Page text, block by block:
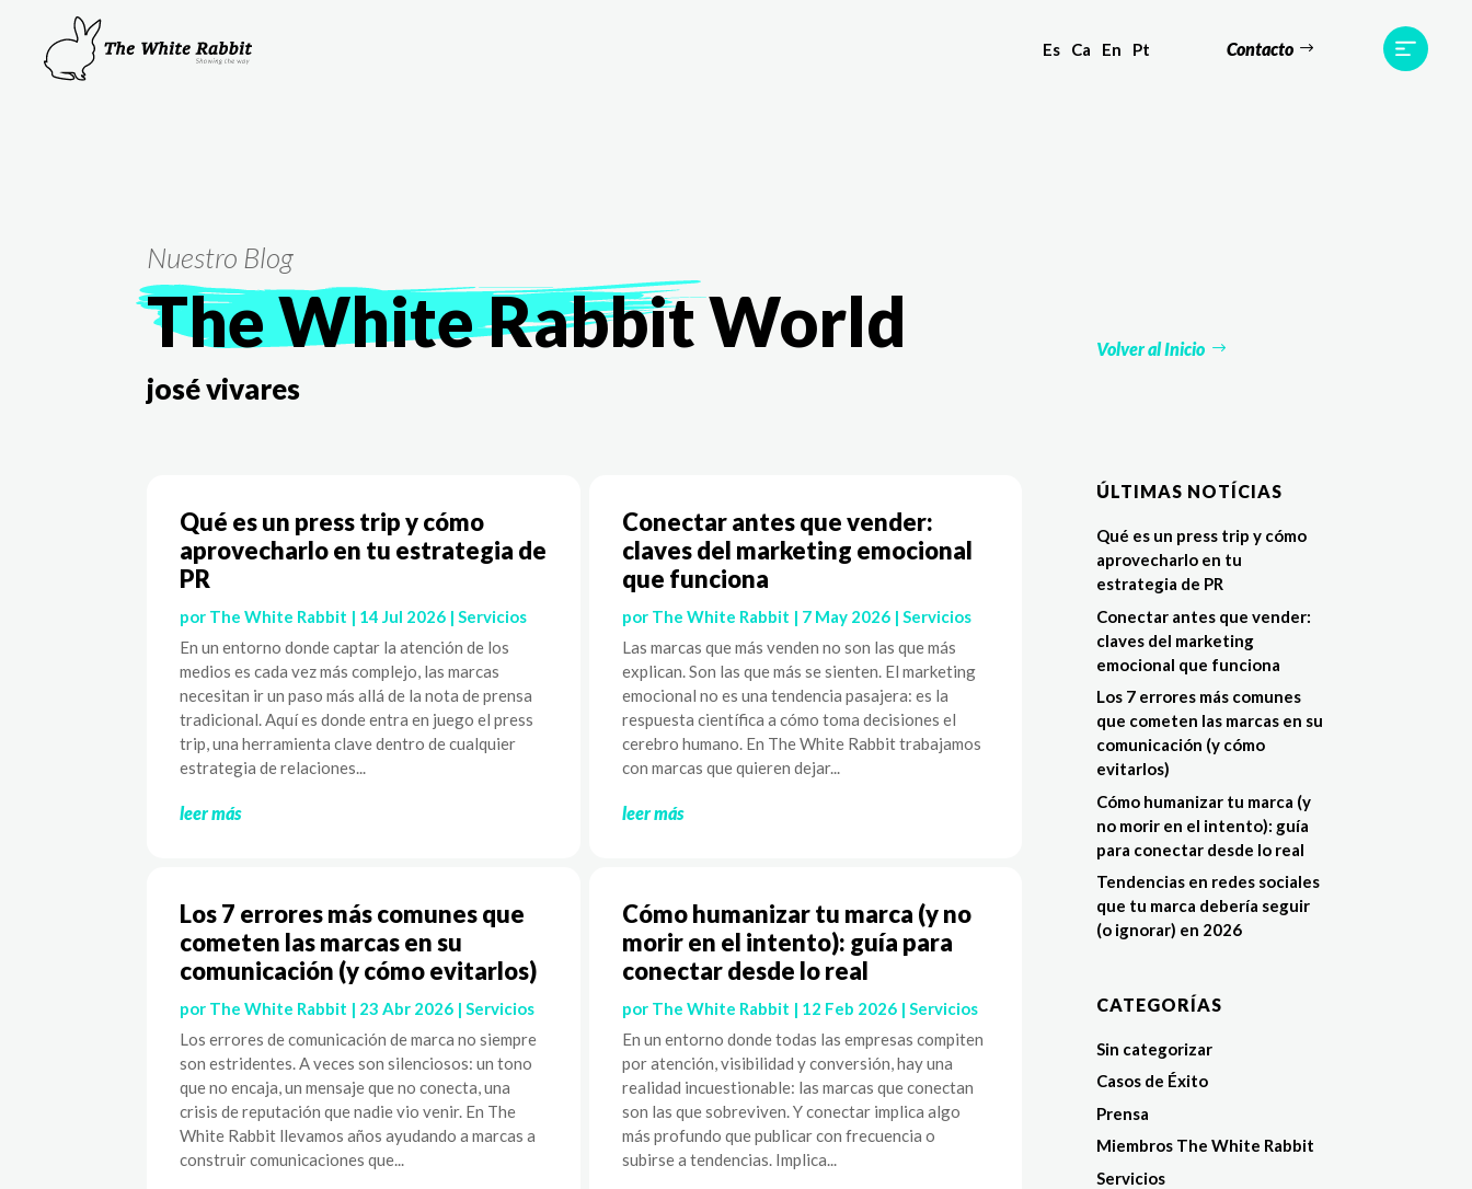
Es Ca En Pt Contacto
Nuestro Blog
The White RabbitWorld
josé vivares
Volver al Inicio
Qué es un press trip y cómo
aprovecharlo en tu estrategia de
PR
por The White Rabbit | 14 Jul 2026 |Servicios
En un entorno donde captar la atención de los
medios es cada vez más complejo, las marcas
necesitan ir un paso más allá de la nota de prensa
tradicional. Aquí es donde entra en juego el press
trip, una herramienta clave dentro de cualquier
estrategia de relaciones...
leer más
Conectar antes que vender:
claves del marketing emocional
que funciona
por The White Rabbit | 7 May 2026| Servicios
Las marcas que más venden no son las que más
explican. Son las que más se sienten. El marketing
emocional no es una tendencia pasajera: es la
respuesta científica a cómo toma decisiones el
cerebro humano. En The White Rabbit trabajamos
con marcas que quieren dejar...
leer más
Los 7 errores más comunes que
cometen las marcas en su
comunicación (y cómo evitarlos)
por The White Rabbit | 23 Abr 2026 |Servicios
Los errores de comunicación de marca no siempre
son estridentes. A veces son silenciosos: un tono
que no encaja, un mensaje que no conecta, una
crisis de reputación que nadie vio venir. En The
White Rabbit llevamos años ayudando a marcas a
construir comunicaciones que...
Cómo humanizar tu marca (y no
morir en el intento): guía para
conectar desde lo real
por The White Rabbit | 12 Feb 2026| Servicios
En un entorno donde todas las empresas compiten
por atención, visibilidad y conversión, hay una
realidad incuestionable: las marcas que conectan
son las que sobreviven. Y conectar implica algo
más profundo que publicar con frecuencia o
subirse a tendencias. Implica...
ÚLTIMAS NOTÍCIAS
Qué es un press trip y cómo
aprovecharlo en tu
estrategia de PR
Conectar antes que vender:
claves del marketing
emocional que funciona
Los 7 errores más comunes
que cometen las marcas en su
comunicación (y cómo
evitarlos)
Cómo humanizar tu marca (y
no morir en el intento): guía
para conectar desde lo real
Tendencias en redes sociales
que tu marca debería seguir
(o ignorar) en 2026
CATEGORÍAS
Sin categorizar
Casos de Éxito
Prensa
Miembros The White Rabbit
Servicios